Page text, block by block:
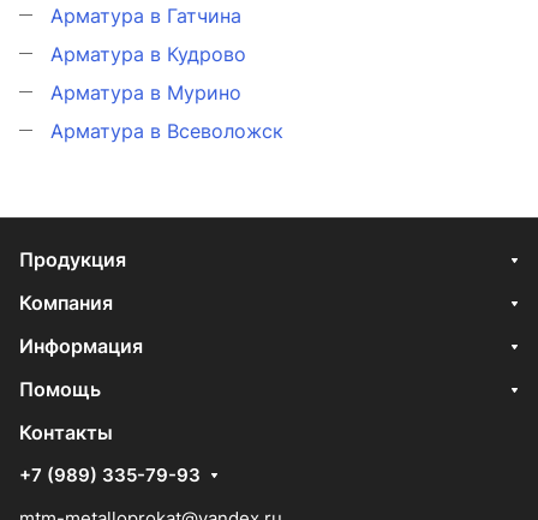
Арматура в Гатчина
Арматура в Кудрово
Арматура в Мурино
Арматура в Всеволожск
Продукция
Компания
Информация
Помощь
Контакты
+7 (989) 335-79-93